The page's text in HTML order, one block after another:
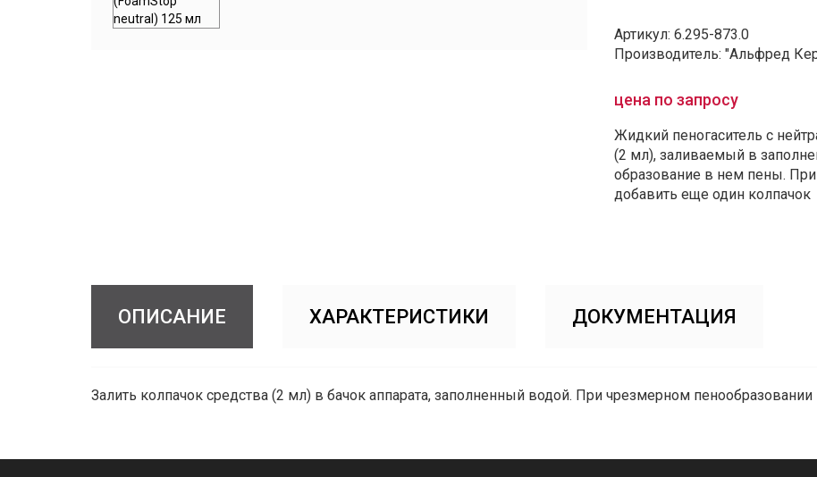
Артикул: 6.295-873.0
Производитель: "Альфред
цена по запросу
Жидкий пеногаситель с
(2 мл), заливаемый в
образование в нем пены.
добавить еще один колпачок
ОПИСАНИЕ ХАРАКТЕРИСТИКИ ДОКУМЕНТАЦИЯ
Залить колпачок средства (2 мл) в бачок аппарата, заполненный водой. При чрезмерном